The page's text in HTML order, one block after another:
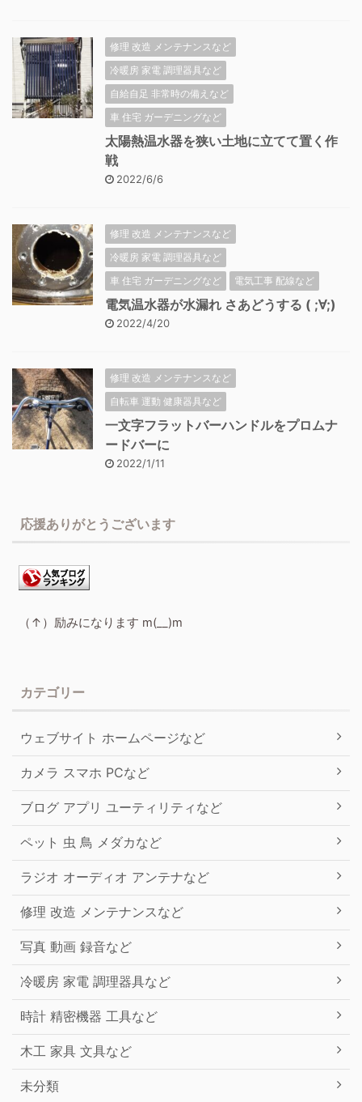
修理 改造 メンテナンスなど
冷暖房 家電 調理器具など
自給自足 非常時の備えなど
車 住宅 ガーデニングなど
太陽熱温水器を狭い土地に立てて置く作
戦
2022/6/6
修理 改造 メンテナンスなど
冷暖房 家電 調理器具など
車 住宅 ガーデニングなど
電気工事 配線など
電気温水器が水漏れ さあどうする ( ;∀;)
2022/4/20
修理 改造 メンテナンスなど
自転車 運動 健康器具など
一文字フラットバーハンドルをプロムナ
ードバーに
2022/1/11
応援ありがとうございます
（↑）励みになります m(__)m
カテゴリー
ウェブサイト ホームページなど
カメラ スマホ PCなど
ブログ アプリ ユーティリティなど
ペット 虫 鳥 メダカなど
ラジオ オーディオ アンテナなど
修理 改造 メンテナンスなど
写真 動画 録音など
冷暖房 家電 調理器具など
時計 精密機器 工具など
木工 家具 文具など
未分類